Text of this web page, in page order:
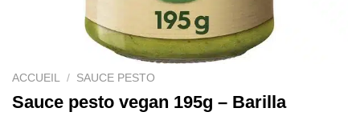
ACCUEIL / SAUCE PESTO
Sauce pesto vegan 195g – Barilla